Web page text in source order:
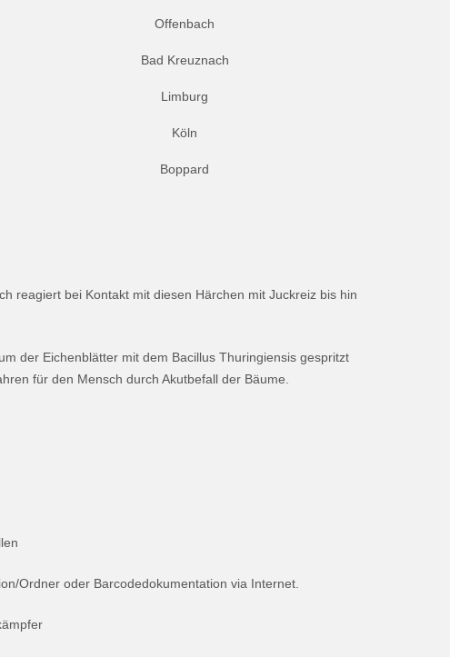
Offenbach
Bad Kreuznach
Limburg
Köln
Boppard
reagiert bei Kontakt mit diesen Härchen mit Juckreiz bis hin
der Eichenblätter mit dem Bacillus Thuringiensis gespritzt
für den Mensch durch Akutbefall der Bäume.
Ordner oder Barcodedokumentation via Internet.